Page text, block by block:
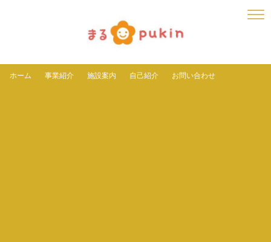
ホーム 事業紹介 施設案内 自己紹介 お問い合わせ